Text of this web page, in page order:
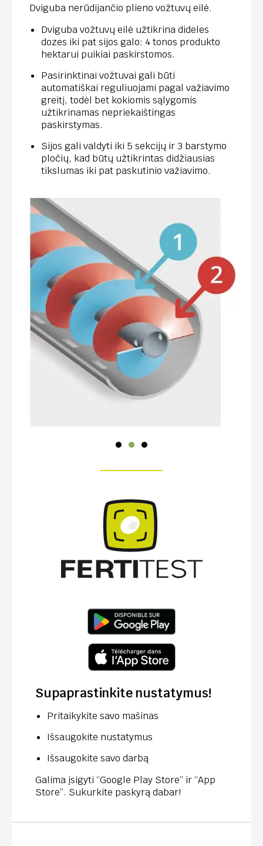
Dviguba nerūdijančio plieno vožtuvų eilė.
Dviguba vožtuvų eilė užtikrina dideles
dozes iki pat sijos galo: 4 tonos produkto
hektarui puikiai paskirstomos.
Pasirinktinai vožtuvai gali būti
automatiškai reguliuojami pagal važiavimo
greitį, todėl bet kokiomis sąlygomis
užtikrinamas nepriekaištingas
paskirstymas.
Sijos gali valdyti iki 5 sekcijų ir 3 barstymo
pločių, kad būtų užtikrintas didžiausias
tikslumas iki pat paskutinio važiavimo.
Supaprastinkite nustatymus!
Pritaikykite savo mašinas
Išsaugokite nustatymus
Išsaugokite savo darbą
Galima įsigyti “Google Play Store” ir “App
Store”. Sukurkite paskyrą dabar!